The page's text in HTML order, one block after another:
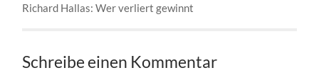
Richard Hallas: Wer verliert gewinnt
Schreibe einen Kommentar